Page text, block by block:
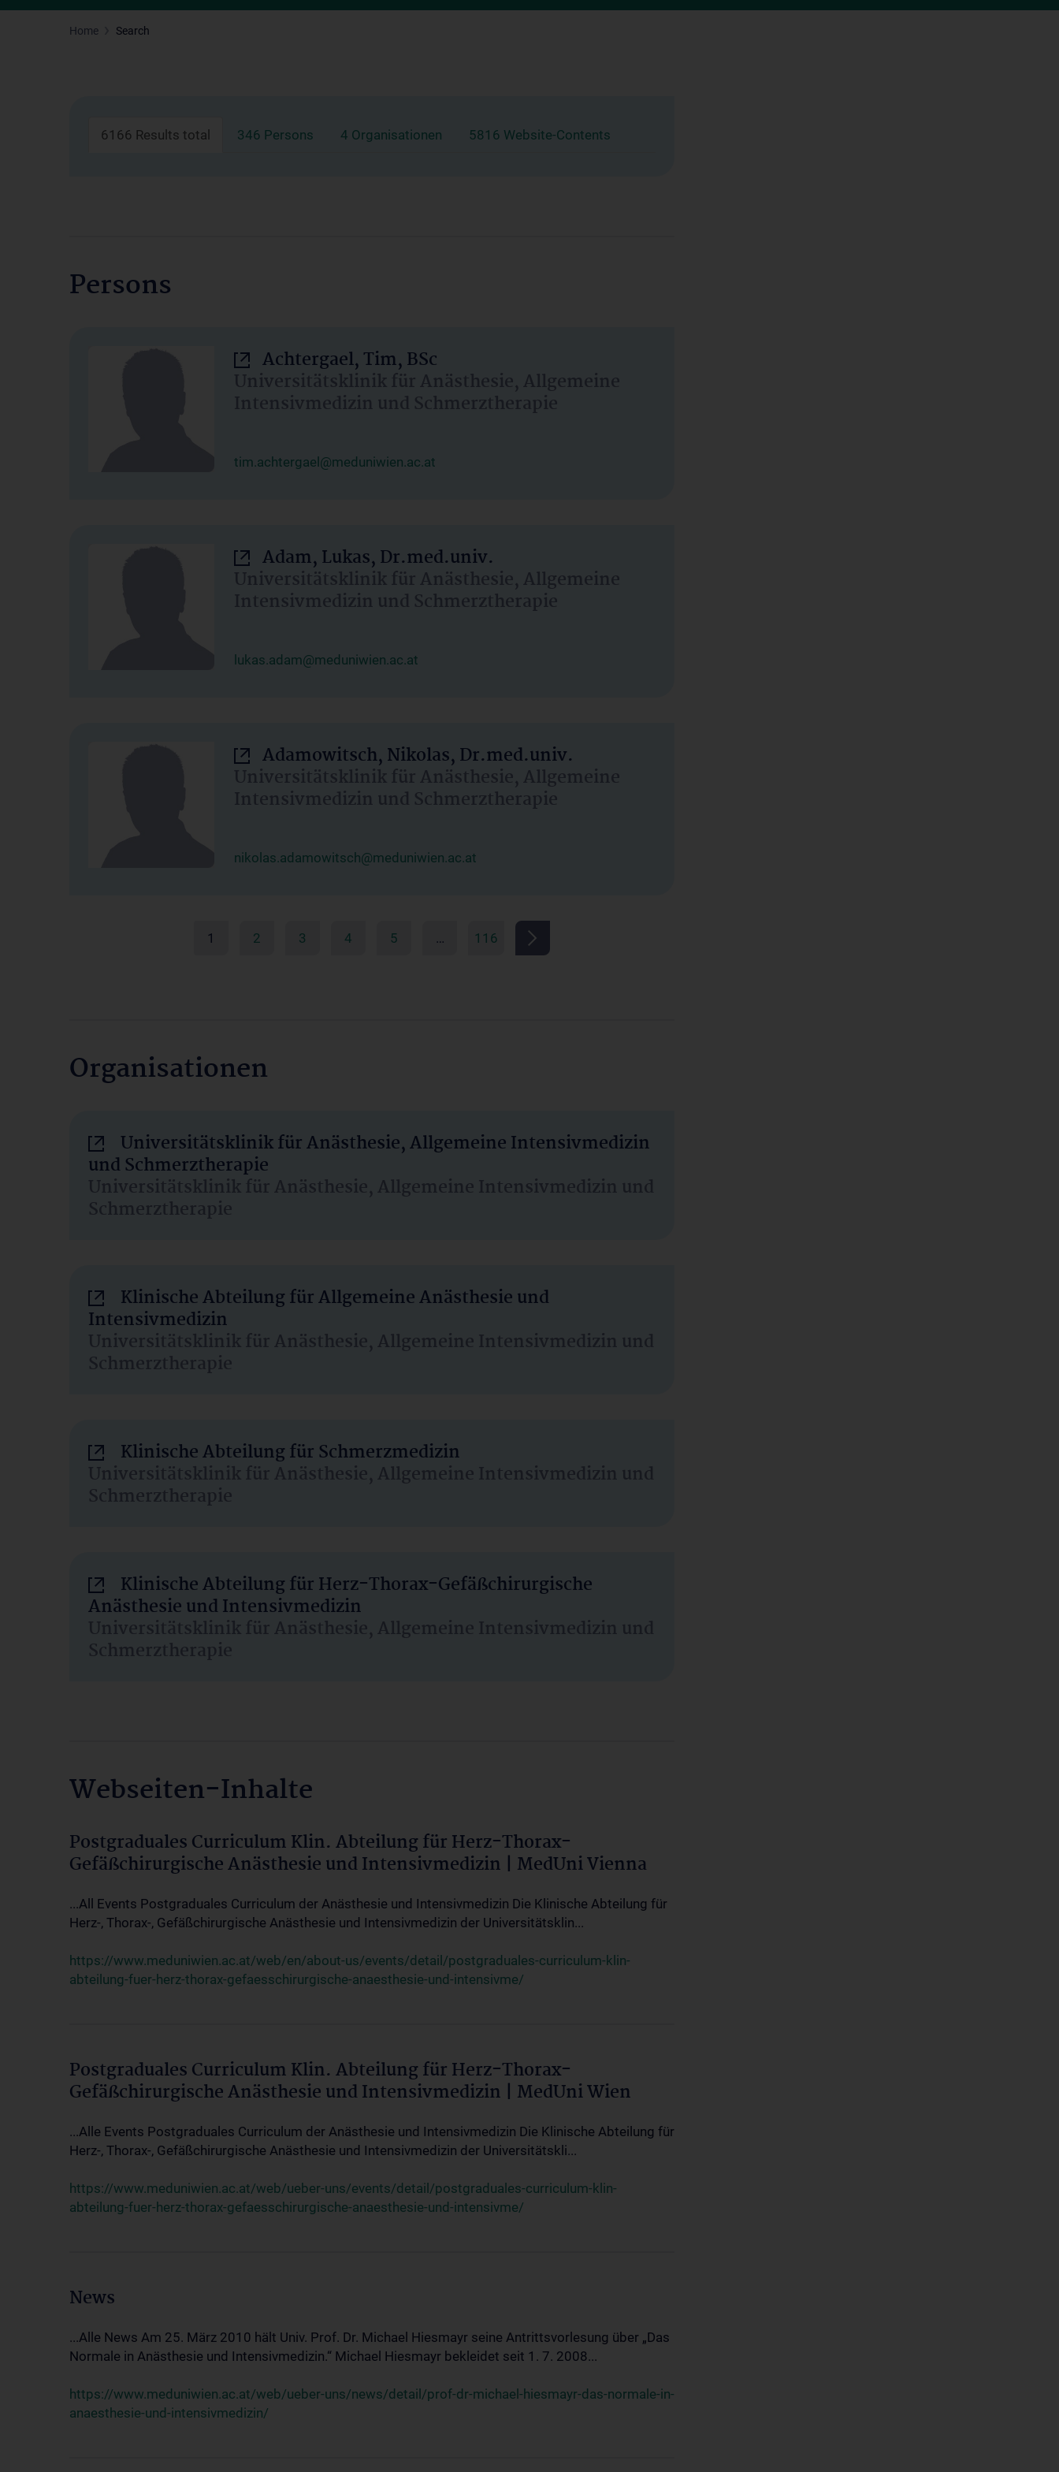
Home Search
6166 Results total 346 Persons 4 Organisationen 5816 Website-Contents
Persons
Achtergael, Tim, BSc
Universitätsklinik für Anästhesie, Allgemeine
Intensivmedizin und Schmerztherapie
tim.achtergael@meduniwien.ac.at
Adam, Lukas, Dr.med.univ.
Universitätsklinik für Anästhesie, Allgemeine
Intensivmedizin und Schmerztherapie
lukas.adam@meduniwien.ac.at
Adamowitsch, Nikolas, Dr.med.univ.
Universitätsklinik für Anästhesie, Allgemeine
Intensivmedizin und Schmerztherapie
nikolas.adamowitsch@meduniwien.ac.at
1 2 3 4 5 … 116
Organisationen
Universitätsklinik für Anästhesie, Allgemeine Intensivmedizin
und Schmerztherapie
Universitätsklinik für Anästhesie, Allgemeine Intensivmedizin und
Schmerztherapie
Klinische Abteilung für Allgemeine Anästhesie und
Intensivmedizin
Universitätsklinik für Anästhesie, Allgemeine Intensivmedizin und
Schmerztherapie
Klinische Abteilung für Schmerzmedizin
Universitätsklinik für Anästhesie, Allgemeine Intensivmedizin und
Schmerztherapie
Klinische Abteilung für Herz-Thorax-Gefäßchirurgische
Anästhesie und Intensivmedizin
Universitätsklinik für Anästhesie, Allgemeine Intensivmedizin und
Schmerztherapie
Webseiten-Inhalte
Postgraduales Curriculum Klin. Abteilung für Herz-Thorax-
Gefäßchirurgische Anästhesie und Intensivmedizin | MedUni Vienna
...All Events Postgraduales Curriculum der Anästhesie und Intensivmedizin Die Klinische Abteilung für
Herz-, Thorax-, Gefäßchirurgische Anästhesie und Intensivmedizin der Universitätsklin...
https://www.meduniwien.ac.at/web/en/about-us/events/detail/postgraduales-curriculum-klin-
abteilung-fuer-herz-thorax-gefaesschirurgische-anaesthesie-und-intensivme/
Postgraduales Curriculum Klin. Abteilung für Herz-Thorax-
Gefäßchirurgische Anästhesie und Intensivmedizin | MedUni Wien
...Alle Events Postgraduales Curriculum der Anästhesie und Intensivmedizin Die Klinische Abteilung für
Herz-, Thorax-, Gefäßchirurgische Anästhesie und Intensivmedizin der Universitätskli...
https://www.meduniwien.ac.at/web/ueber-uns/events/detail/postgraduales-curriculum-klin-
abteilung-fuer-herz-thorax-gefaesschirurgische-anaesthesie-und-intensivme/
News
...Alle News Am 25. März 2010 hält Univ. Prof. Dr. Michael Hiesmayr seine Antrittsvorlesung über „Das
Normale in Anästhesie und Intensivmedizin.“ Michael Hiesmayr bekleidet seit 1. 7. 2008...
https://www.meduniwien.ac.at/web/ueber-uns/news/detail/prof-dr-michael-hiesmayr-das-normale-in-
anaesthesie-und-intensivmedizin/